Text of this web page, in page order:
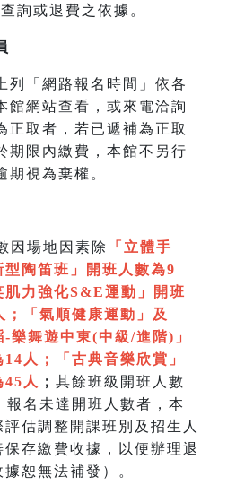
詢或退費之依據。
列「網路報名時間」依各
館網站查看，或來電洽詢
正取者，若已遞補為正取
期限內繳費，本館不另行
期視為棄權。
因場地因素除
「立體手
型陶笛班」開班人數為9
肌力強化S&E運動」開班
；「氣順健康運動」及
-樂舞遊中東(中級/進階)」
14人
； 「 古典音樂欣賞 」
45人
； 其餘班級開班人數
報名未達開班人數者，本
估調整開課班別及招生人
保存繳費收據，以便辦理退
恕無法補發）。